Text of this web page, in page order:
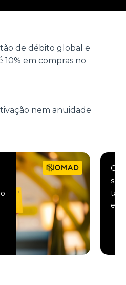
de débito global e
10% em compras no
nem anuidade